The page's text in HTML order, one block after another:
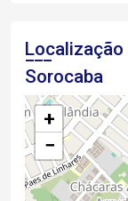
Localização
Sorocaba
+
−